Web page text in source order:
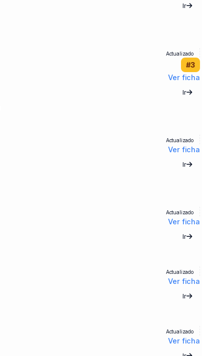
Ir
Actualizado
#3
Ver ficha
Ir
Actualizado
Ver ficha
Ir
Actualizado
Ver ficha
Ir
Actualizado
Ver ficha
Ir
Actualizado
Ver ficha